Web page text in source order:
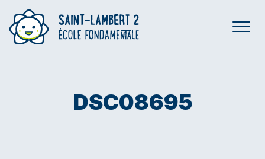
DSC08695